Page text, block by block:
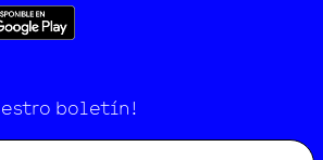
boletín!